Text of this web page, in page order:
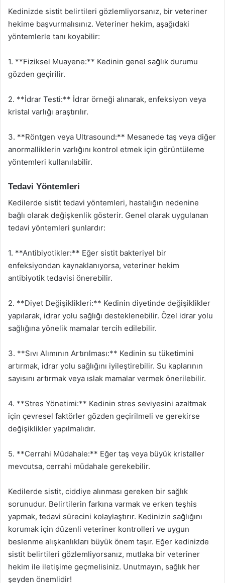
Kedinizde sistit belirtileri gözlemliyorsanız, bir veteriner
hekime başvurmalısınız. Veteriner hekim, aşağıdaki
yöntemlerle tanı koyabilir:
1. **Fiziksel Muayene:** Kedinin genel sağlık durumu
gözden geçirilir.
2. **İdrar Testi:** İdrar örneği alınarak, enfeksiyon veya
kristal varlığı araştırılır.
3. **Röntgen veya Ultrasound:** Mesanede taş veya diğer
anormalliklerin varlığını kontrol etmek için görüntüleme
yöntemleri kullanılabilir.
Tedavi Yöntemleri
Kedilerde sistit tedavi yöntemleri, hastalığın nedenine
bağlı olarak değişkenlik gösterir. Genel olarak uygulanan
tedavi yöntemleri şunlardır:
1. **Antibiyotikler:** Eğer sistit bakteriyel bir
enfeksiyondan kaynaklanıyorsa, veteriner hekim
antibiyotik tedavisi önerebilir.
2. **Diyet Değişiklikleri:** Kedinin diyetinde değişiklikler
yapılarak, idrar yolu sağlığı desteklenebilir. Özel idrar yolu
sağlığına yönelik mamalar tercih edilebilir.
3. **Sıvı Alımının Artırılması:** Kedinin su tüketimini
artırmak, idrar yolu sağlığını iyileştirebilir. Su kaplarının
sayısını artırmak veya ıslak mamalar vermek önerilebilir.
4. **Stres Yönetimi:** Kedinin stres seviyesini azaltmak
için çevresel faktörler gözden geçirilmeli ve gerekirse
değişiklikler yapılmalıdır.
5. **Cerrahi Müdahale:** Eğer taş veya büyük kristaller
mevcutsa, cerrahi müdahale gerekebilir.
Kedilerde sistit, ciddiye alınması gereken bir sağlık
sorunudur. Belirtilerin farkına varmak ve erken teşhis
yapmak, tedavi sürecini kolaylaştırır. Kedinizin sağlığını
korumak için düzenli veteriner kontrolleri ve uygun
beslenme alışkanlıkları büyük önem taşır. Eğer kedinizde
sistit belirtileri gözlemliyorsanız, mutlaka bir veteriner
hekim ile iletişime geçmelisiniz. Unutmayın, sağlık her
şeyden önemlidir!